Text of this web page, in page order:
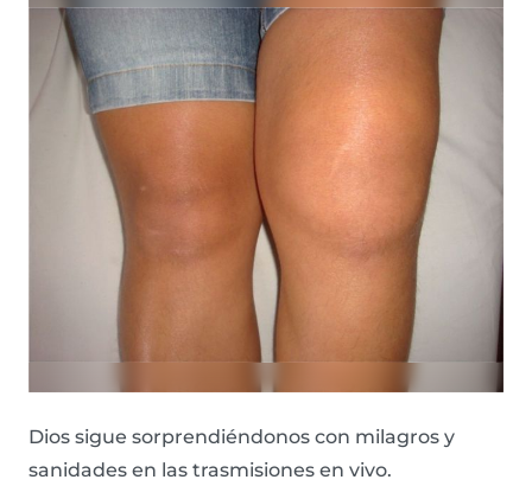
Dios sigue sorprendiéndonos con milagros y
sanidades en las trasmisiones en vivo.